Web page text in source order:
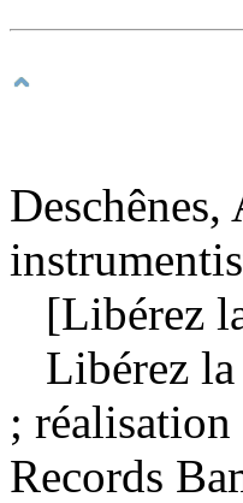
[Libérez
Libérez la
;
Records